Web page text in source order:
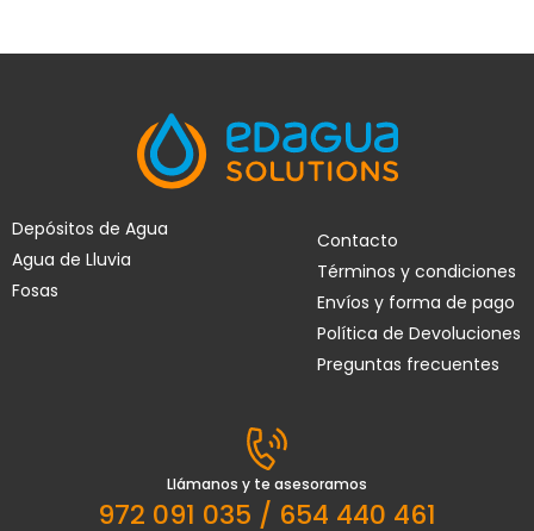
Depósitos de Agua
Agua de Lluvia
Fosas
Contacto
Términos y condiciones
Envíos y forma de pago
Política de Devoluciones
Preguntas frecuentes
Llámanos y te asesoramos
972 091 035 / 654 440 461